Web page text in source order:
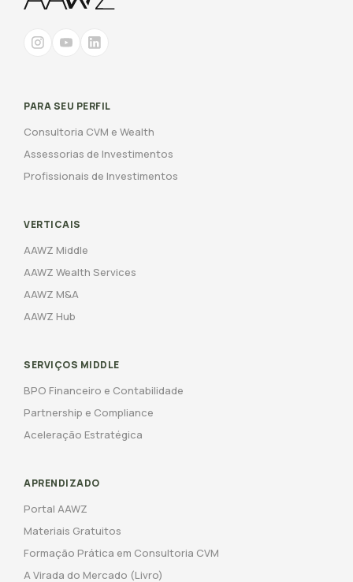
PARA SEU PERFIL
Consultoria CVM e Wealth
Assessorias de Investimentos
Profissionais de Investimentos
VERTICAIS
AAWZ Middle
AAWZ Wealth Services
AAWZ M&A
AAWZ Hub
SERVIÇOS MIDDLE
BPO Financeiro e Contabilidade
Partnership e Compliance
Aceleração Estratégica
APRENDIZADO
Portal AAWZ
Materiais Gratuitos
Formação Prática em Consultoria CVM
A Virada do Mercado (Livro)